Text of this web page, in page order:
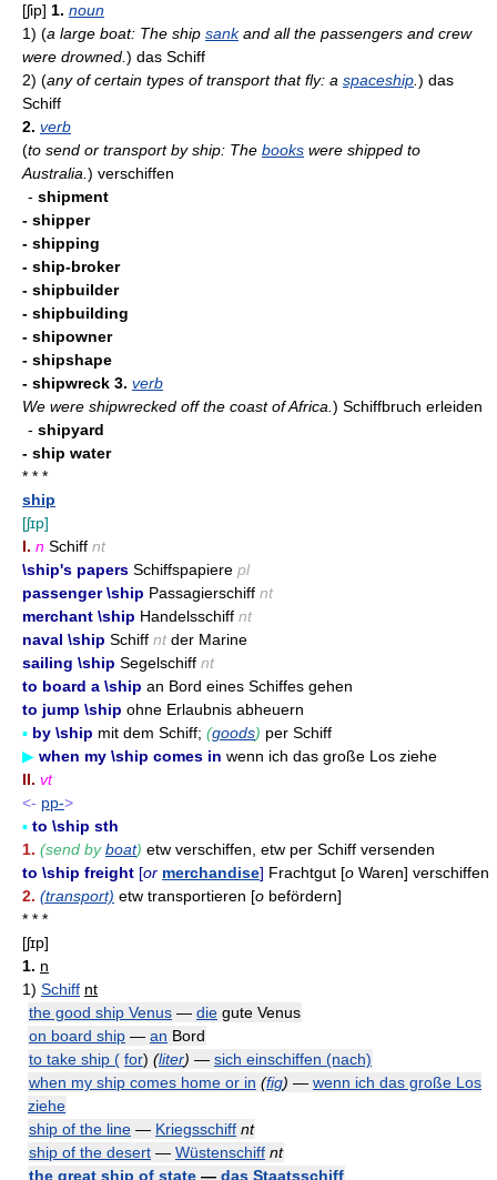
[ʃip] 1. noun
1) (a large boat: The ship sankand all the passengers and crew
were drowned. ) das Schiff
2) (any of certain types of transport that fly: a spaceship ) das
Schiff
2. verb
(to send or transport by ship: The books were shipped to
Australia. ) verschiffen
- shipment
- shipper
- shipping
- ship-broker
- shipbuilder
- shipbuilding
- shipowner
- shipshape
- shipwreck 3. verb
We were shipwrecked off the coast of Africa. ) Schiffbruch erleiden
- shipyard
- ship water
* * *
ship
[ʃɪp]
I. n Schiff nt
\ship's papers Schiffspapiere pl
passenger \ship Passagierschiff nt
merchant \ship Handelsschiff nt
naval \ship Schiff nt der Marine
sailing \ship Segelschiff nt
to board a \ship an Bord eines Schiffes gehen
to jump \ship ohne Erlaubnis abheuern
▪ by \ship mit dem Schiff; (goods) per Schiff
▶ when my \ship comes in wenn ich das große Los ziehe
II. vt
<- pp->
▪ to \ship sth
1. (send byboat) etw verschiffen, etw per Schiff versenden
to \ship freight [or merchandise] Frachtgut [o Waren] verschiffen
2. (transport) etw transportieren [o befördern]
* * *
[ʃɪp]
1. n
1) Schiff nt
the good ship Venus — die gute Venus
on board ship — an Bord
to take ship ( for) (liter) — sich einschiffen (nach)
when my ship comes home or in (fig) — wenn ich das große Los
ziehe
ship of the line — Kriegsschiff nt
ship of the desert — Wüstenschiff nt
the great ship of state — das Staatsschiff